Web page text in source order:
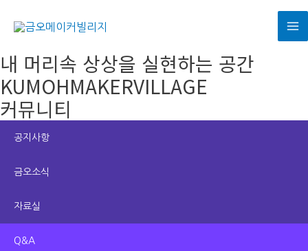
로
건
너
뛰
내 머리속 상상을 실현하는 공간
KUMOHMAKERVILLAGE
커뮤니티
공지사항
금오소식
자료실
Q&A